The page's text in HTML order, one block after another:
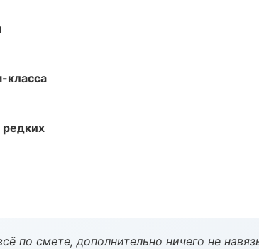
класса
редких
по смете, дополнительно ничего не